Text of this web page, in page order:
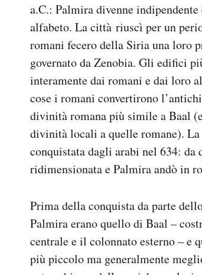
a.C.: Palmira divenne
alfabeto. La città riuscì per un
romani fecero della Siria una loro
governato da Zenobia. Gli edifici
interamente dai romani e dai loro
cose i romani convertirono
divinità romana più simile a Baal
divinità locali a quelle romane).
conquistata dagli arabi nel 634: da
ridimensionata e Palmira andò in
Prima della conquista da parte
Palmira erano quello di Baal –
centrale e il colonnato esterno – e
più piccolo ma generalmente